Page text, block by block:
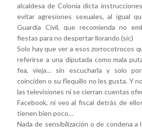
alcaldesa de Colonia dicta
evitar agresiones sexuales, al igual
Guardia Civil, que recomienda no
fiestas para no despertar llorando (sic)
Solo hay que ver a esos zorrocotrocos
referirse a una diputada como mala
fea, vieja… sin escucharla y solo
coinciden o su flequillo no les gusta. Y
las televisiones ni se cierran cuentas
Facebook, ni veo al fiscal detrás de
tienen bien poco…
Nada de sensibilización o de condena a